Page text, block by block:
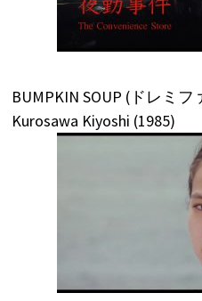
BUMPKIN SOUP (ドレミ
Kurosawa Kiyoshi (1985)